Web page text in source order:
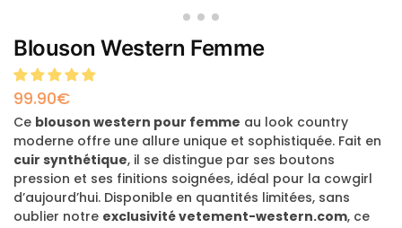
Blouson Western Femme
99.90€
Ce blouson western pour femme au look country
moderne offre une allure unique et sophistiquée. Fait en
cuir synthétique, il se distingue par ses boutons
pression et ses finitions soignées, idéal pour la cowgirl
d’aujourd’hui. Disponible en quantités limitées, sans
oublier notre exclusivité vetement-western.com, ce